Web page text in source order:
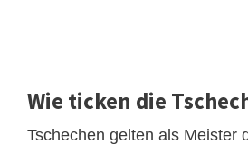
Wie ticken die
Tschechen gelten als Meister